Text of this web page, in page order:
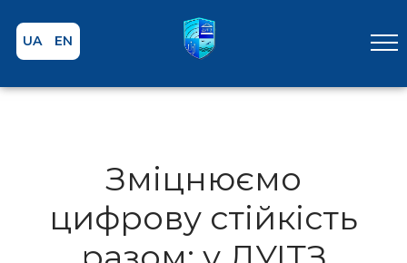
UA EN
Зміцнюємо
цифрову стійкість